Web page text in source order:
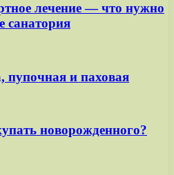
лечение — что нужно
санатория
пупочная и паховая
новорожденного?